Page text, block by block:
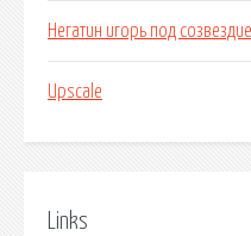
Негатин игорь под
Upscale
Links